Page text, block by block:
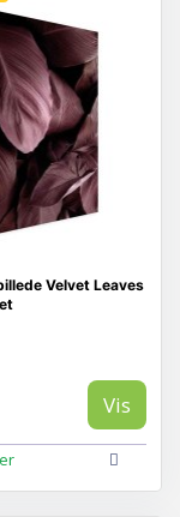
Velvet Leaves
Vis